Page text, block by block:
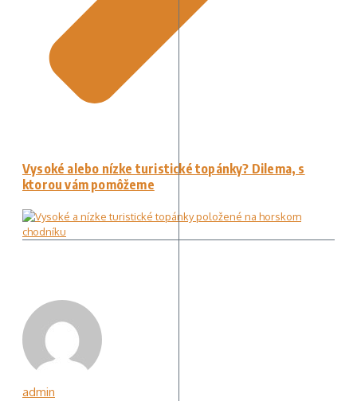
Vysoké alebo nízke turistické topánky? Dilema, s
ktorou vám pomôžeme
admin